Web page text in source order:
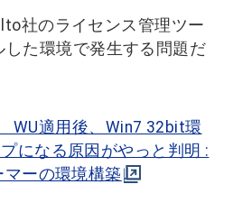
社のライセンス管理ツー
した環境で発生する問題だ
WU適用後、Win7 32bit環
になる原因がやっと判明 :
マーの環境構築